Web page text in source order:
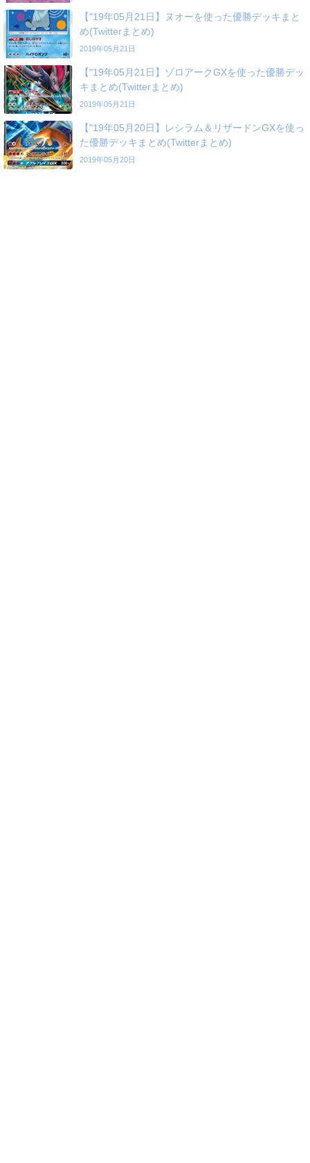
【"19年05月21日】ヌオーを使った優勝デッキまと
め(Twitterまとめ)
2019年05月21日
【"19年05月21日】ゾロアークGXを使った優勝デッ
キまとめ(Twitterまとめ)
2019年05月21日
【"19年05月20日】レシラム＆リザードンGXを使っ
た優勝デッキまとめ(Twitterまとめ)
2019年05月20日